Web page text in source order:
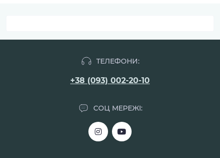
ТЕЛЕФОНИ:
+38 (093) 002-20-10
СОЦ МЕРЕЖІ: